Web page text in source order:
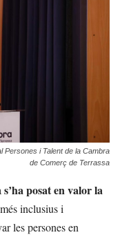
Persones i Talent de la Cambra
de Comerç de Terrassa
s’ha posat en valor la
més inclusius i
les persones en